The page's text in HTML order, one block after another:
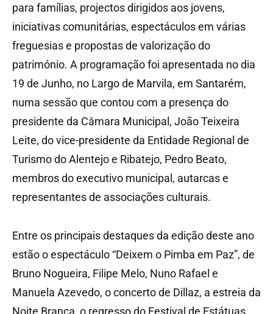
para famílias, projectos dirigidos aos jovens,
iniciativas comunitárias, espectáculos em várias
freguesias e propostas de valorização do
património. A programação foi apresentada no dia
19 de Junho, no Largo de Marvila, em Santarém,
numa sessão que contou com a presença do
presidente da Câmara Municipal, João Teixeira
Leite, do vice-presidente da Entidade Regional de
Turismo do Alentejo e Ribatejo, Pedro Beato,
membros do executivo municipal, autarcas e
representantes de associações culturais.
Entre os principais destaques da edição deste ano
estão o espectáculo “Deixem o Pimba em Paz”, de
Bruno Nogueira, Filipe Melo, Nuno Rafael e
Manuela Azevedo, o concerto de Dillaz, a estreia da
Noite Branca, o regresso do Festival de Estátuas